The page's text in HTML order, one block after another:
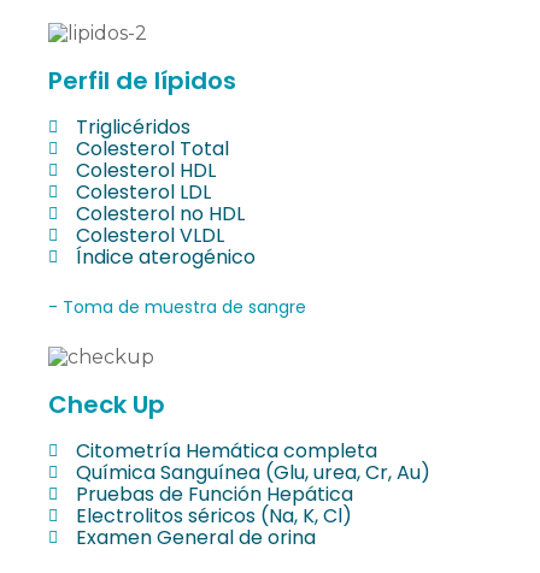
Perfil de lípidos
Triglicéridos
Colesterol Total
Colesterol HDL
Colesterol LDL
Colesterol no HDL
Colesterol VLDL
Índice aterogénico
- Toma de muestra de sangre
Check Up
Citometría Hemática completa
Química Sanguínea (Glu, urea, Cr, Au)
Pruebas de Función Hepática
Electrolitos séricos (Na, K, Cl)
Examen General de orina